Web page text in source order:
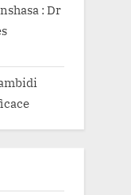
: Dr